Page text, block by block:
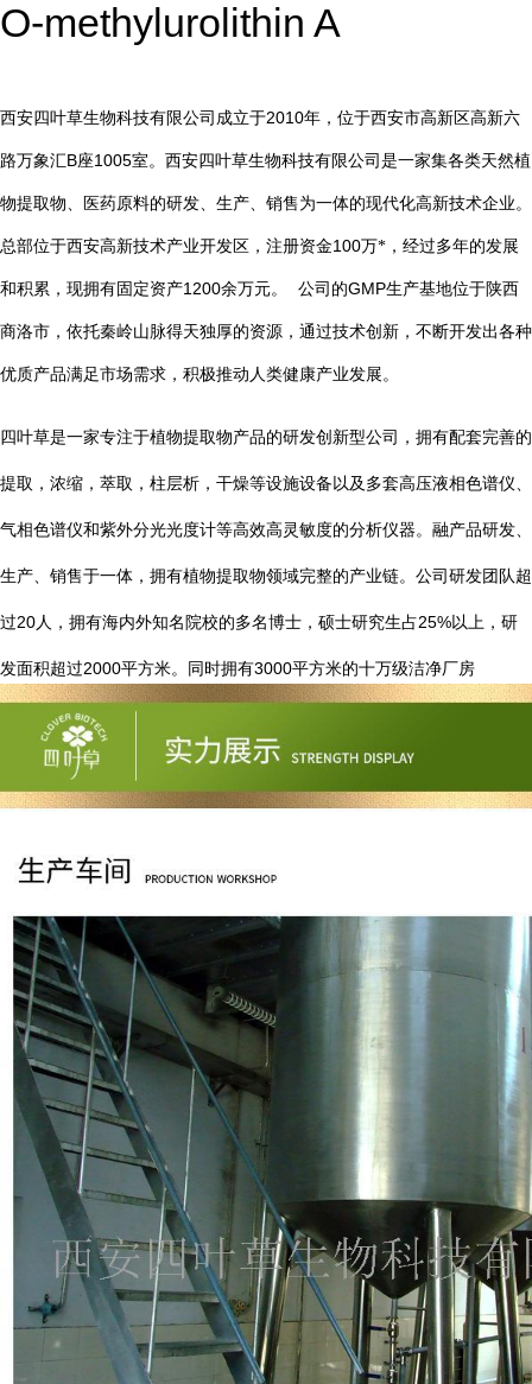
O-methylurolithin A
西安四叶草生物科技有限公司成立于2010年，位于西安市高新区高新六
路万象汇B座1005室。西安四叶草生物科技有限公司是一家集各类天然植
物提取物、医药原料的研发、生产、销售为一体的现代化高新技术企业。
总部位于西安高新技术产业开发区，注册资金100万*，经过多年的发展
和积累，现拥有固定资产1200余万元。 公司的GMP生产基地位于陕西
商洛市，依托秦岭山脉得天独厚的资源，通过技术创新，不断开发出各种
优质产品满足市场需求，积极推动人类健康产业发展。
四叶草是一家专注于植物提取物产品的研发创新型公司，拥有配套完善的
提取，浓缩，萃取，柱层析，干燥等设施设备以及多套高压液相色谱仪、
气相色谱仪和紫外分光光度计等高效高灵敏度的分析仪器。融产品研发、
生产、销售于一体，拥有植物提取物领域完整的产业链。公司研发团队超
过20 人，拥有海内外知名院校的多名博士，硕士研究生占25%以上，研
发面积超过2000平方米。同时拥有3000平方米的十万级洁净厂房